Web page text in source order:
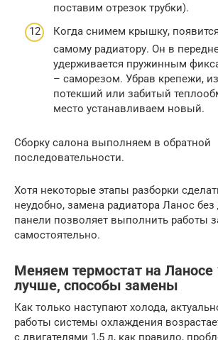
поставим отрезок трубки).
Когда снимем крышку,
самому радиатору. Он в
удерживается пружинным
– саморезом. Убрав крепежи,
потекший или забитый
место устанавливаем новый.
Сборку салона выполняем в обратной
последовательности.
Хотя некоторые этапы разборки
неудобно, замена радиатора Ланос
панели позволяет выполнить работы
самостоятельно.
Меняем термостат на Ланосе
лучше, способы замены
Как только наступают холода,
работы системы охлаждения
с двигателями 1,5 л, как правило,